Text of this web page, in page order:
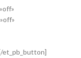
et_pb_button]